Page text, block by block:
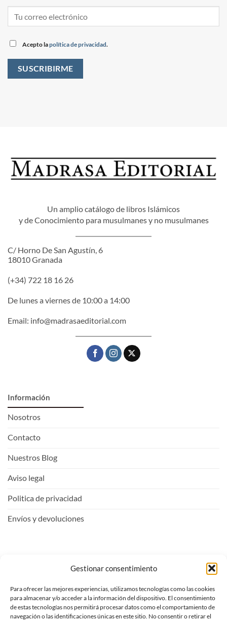
Gestionar consentimiento
Para ofrecer las mejores experiencias, utilizamos tecnologías como las cookies
para almacenar y/o acceder a la información del dispositivo. El consentimiento
de estas tecnologías nos permitirá procesar datos como el comportamiento de
navegación o las identificaciones únicas en este sitio. No consentir o retirar el
Acepto lapolítica de privacidad.
Un amplio catálogo de libros Islámicos
y de Conocimiento para musulmanes y no musulmanes
C/ Horno De San Agustín, 6
18010 Granada
(+34) 722 18 16 26
De lunes a viernes de 10:00 a 14:00
Email: info@madrasaeditorial.com
Información
Nosotros
Contacto
Nuestros Blog
Aviso legal
Politica de privacidad
Envíos y devoluciones
Entrar
Ver carrito